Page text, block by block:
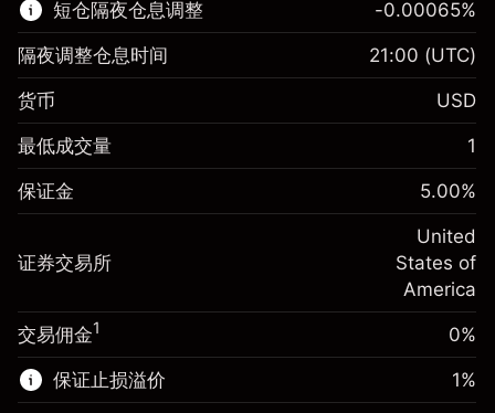
差价合约
保证金。您的投资 $1,000.00
隔夜仓息
-0.021568
%
(-$4.31)
来自杠杆的资金 - 美元（大约值）
$19,000.00
前往平台
短仓隔夜仓息调整
保证金。您的投资 $1,000.00
隔夜仓息
-0.000654
%
(-$0.13)
$20,000.00
来自杠杆的资金 - 美元（大约值）$19,000.00
前往平台
-0.00065%
隔夜调整仓息时间 21:00 (UTC)
货币 USD
最低成交量 1
保证金 5.00%
证券交易所
United
States of
America
交易佣金1 0%
保证止损溢价 1%